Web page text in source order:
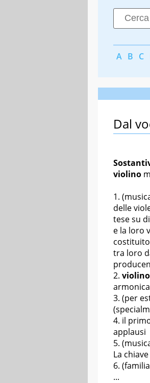
A B C
Dal
violino
delle
tese su
e la loro
tra loro
(per
il
applausi
La
...